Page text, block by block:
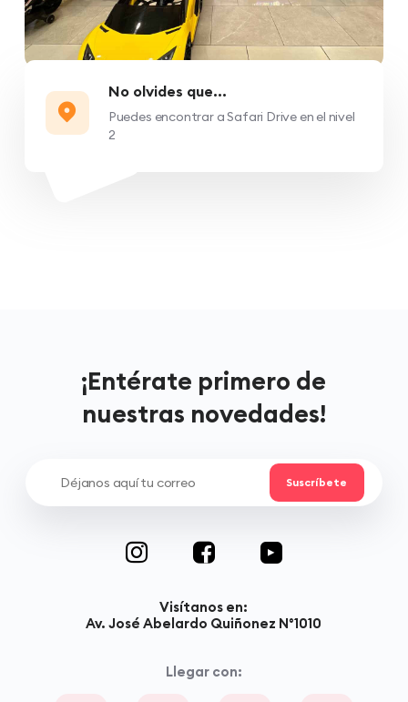
No olvides que...
Puedes encontrar a Safari Drive en el nivel
2
¡Entérate primero de
nuestras novedades!
Visítanos en:
Av. José Abelardo Quiñonez N°1010
Llegar con: